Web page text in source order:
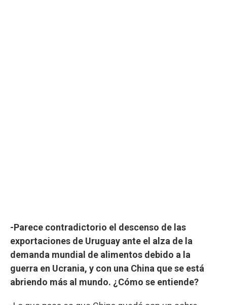
-Parece contradictorio el descenso de las
exportaciones de Uruguay ante el alza de la
demanda mundial de alimentos debido a la
guerra en Ucrania, y con una China que se está
abriendo más al mundo. ¿Cómo se entiende?